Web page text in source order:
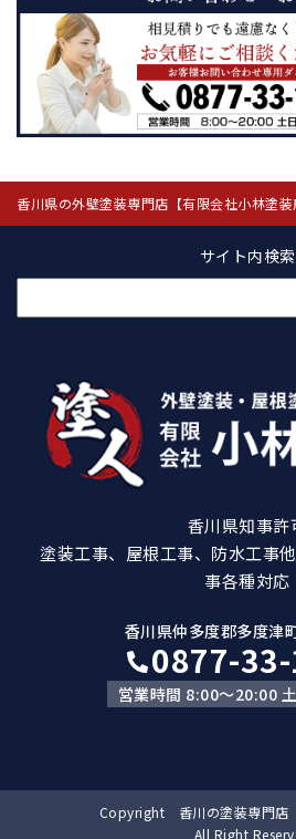
香川県の外壁塗装専門店【有限会社小林塗
サイト内検索
索:
香川県知事許
塗装工事、屋根工事、防水工事
事各種対応
香川県仲多度郡多度津
0877-
営業時間 8:00～20:00
Copyright 香川の塗装専門店
All Right